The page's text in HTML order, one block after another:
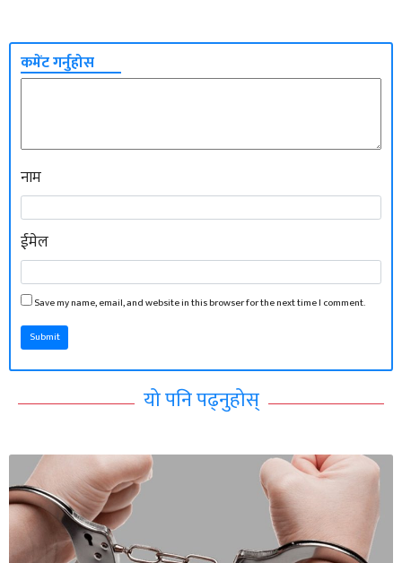
कमेंट गर्नुहोस
नाम
ईमेल
Save my name, email, and website in this browser for the next time I comment.
Submit
यो पनि पढ्नुहोस्